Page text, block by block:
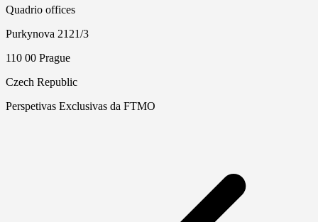
Quadrio offices
Purkynova 2121/3
110 00 Prague
Czech Republic
Perspetivas Exclusivas da FTMO